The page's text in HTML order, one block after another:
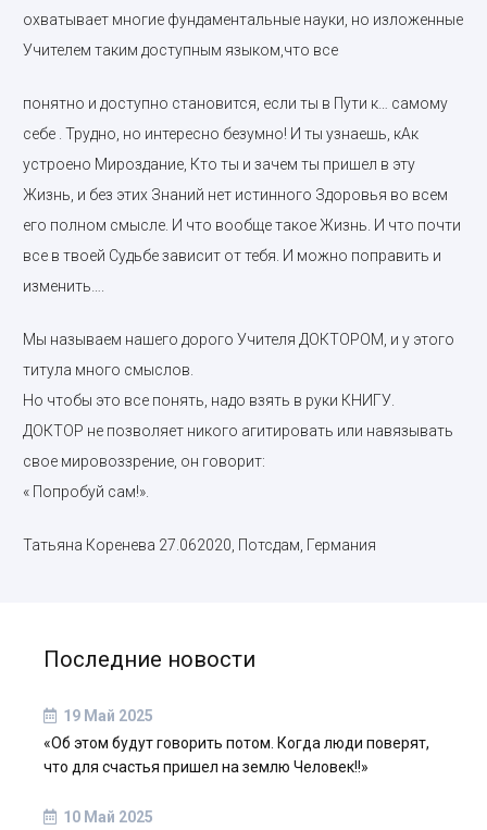
охватывает многие фундаментальные науки, но изложенные
Учителем таким доступным языком,что все
понятно и доступно становится, если ты в Пути к… самому
себе . Трудно, но интересно безумно! И ты узнаешь, кАк
устроено Мироздание, Кто ты и зачем ты пришел в эту
Жизнь, и без этих Знаний нет истинного Здоровья во всем
его полном смысле. И что вообще такое Жизнь. И что почти
все в твоей Судьбе зависит от тебя. И можно поправить и
изменить….
Мы называем нашего дорого Учителя ДОКТОРОМ, и у этого
титула много смыслов.
Но чтобы это все понять, надо взять в руки КНИГУ.
ДОКТОР не позволяет никого агитировать или навязывать
свое мировоззрение, он говорит:
« Попробуй сам!».
Татьяна Коренева 27.062020, Потсдам, Германия
Последние новости
19 Май 2025
«Об этом будут говорить потом. Когда люди поверят,
что для счастья пришел на землю Человек!!»
10 Май 2025